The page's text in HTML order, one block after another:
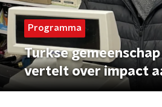
Programma
Turkse
vertelt over impact